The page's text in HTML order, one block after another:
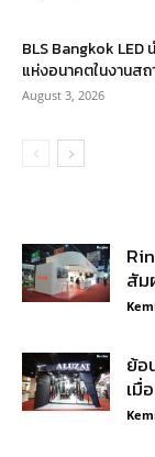
BLS Bangkok
แห่งอนาคตในงานสถ
August 3, 2026
สัม
ย้อ
เมื่